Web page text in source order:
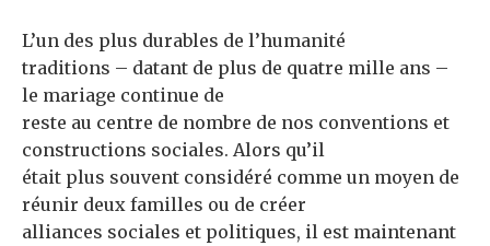
L’un des plus durables de l’humanité
traditions – datant de plus de quatre mille ans –
le mariage continue de
reste au centre de nombre de nos conventions et
constructions sociales. Alors qu’il
était plus souvent considéré comme un moyen de
réunir deux familles ou de créer
alliances sociales et politiques, il est maintenant